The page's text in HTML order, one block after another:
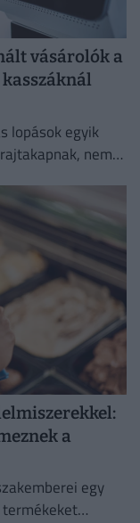
vásárolók a
lopások egyik
nem
a
egy